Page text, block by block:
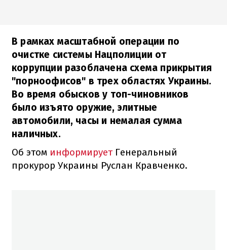
В рамках масштабной операции по
очистке системы Нацполиции от
коррупции разоблачена схема прикрытия
"порноофисов" в трех областях Украины.
Во время обысков у топ-чиновников
было изъято оружие, элитные
автомобили, часы и немалая сумма
наличных.
Об этом информирует Генеральный
прокурор Украины Руслан Кравченко.